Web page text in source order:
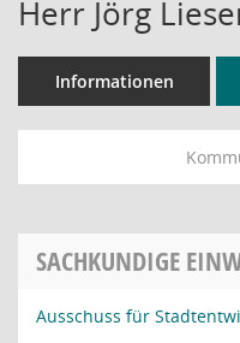
Herr Jörg
Informationen
SACHKUNDIGE
Ausschuss für